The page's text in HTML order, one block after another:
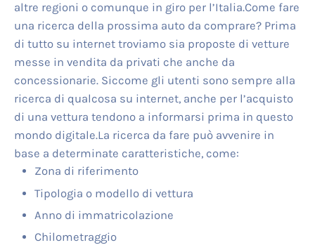
altre regioni o comunque in giro per l’Italia.Come fare
una ricerca della prossima auto da comprare? Prima
di tutto su internet troviamo sia proposte di vetture
messe in vendita da privati che anche da
concessionarie. Siccome gli utenti sono sempre alla
ricerca di qualcosa su internet, anche per l’acquisto
di una vettura tendono a informarsi prima in questo
mondo digitale.La ricerca da fare può avvenire in
base a determinate caratteristiche, come:
Zona di riferimento
Tipologia o modello di vettura
Anno di immatricolazione
Chilometraggio